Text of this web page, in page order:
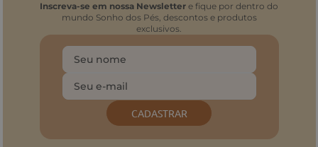
Inscreva-se em nossa Newsletter e fique por dentro do
mundo Sonho dos Pés, descontos e produtos
exclusivos.
CADASTRAR